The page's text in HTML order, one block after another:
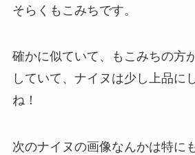
そらくもこみちです。
確かに似ていて、もこみちの方
していて、ナイヌは少し上品に
ね！
次のナイヌの画像なんかは特に